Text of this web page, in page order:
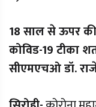
18 साल से ऊपर
कोविड-19 टीका
सीएमएचओ डॉ.